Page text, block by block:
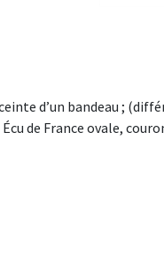
ceinte d’un bandeau ;
de France ovale,